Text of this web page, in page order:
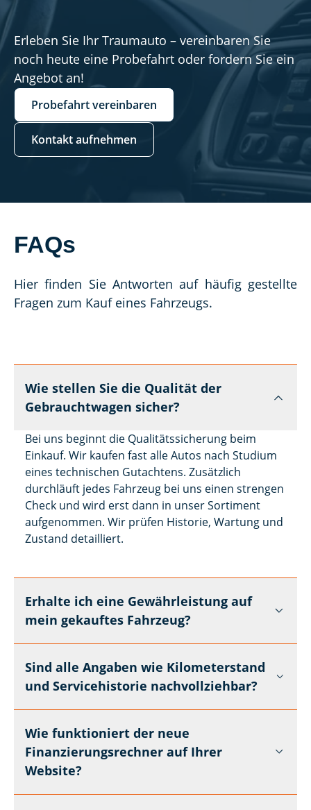
Erleben Sie Ihr Traumauto – vereinbaren Sie
noch heute eine Probefahrt oder fordern Sie ein
Angebot an!
Probefahrt vereinbaren
Kontakt aufnehmen
FAQs
Hier finden Sie Antworten auf häufig gestellte
Fragen zum Kauf eines Fahrzeugs.
Wie stellen Sie die Qualität der
Gebrauchtwagen sicher?
Bei uns beginnt die Qualitätssicherung beim
Einkauf. Wir kaufen fast alle Autos nach Studium
eines technischen Gutachtens. Zusätzlich
durchläuft jedes Fahrzeug bei uns einen strengen
Check und wird erst dann in unser Sortiment
aufgenommen. Wir prüfen Historie, Wartung und
Zustand detailliert.
Erhalte ich eine Gewährleistung auf
mein gekauftes Fahrzeug?
Sind alle Angaben wie Kilometerstand
und Servicehistorie nachvollziehbar?
Wie funktioniert der neue
Finanzierungsrechner auf Ihrer
Website?